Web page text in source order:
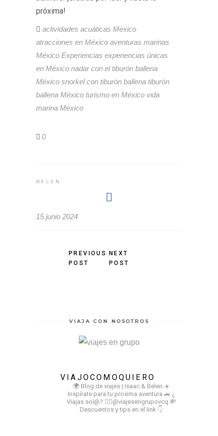
próxima!
actividades acuáticas México
atracciones en México aventuras marinas
México Experiencias experiencias únicas
en México nadar con el tiburón ballena
México snorkel con tiburón ballena tiburón
ballena México turismo en México vida
marina México
0
BELEN
15 junio 2024
PREVIOUS
POST
NEXT
POST
VIAJA CON NOSOTROS
VIAJOCOMOQUIERO
🌍 Blog de viajes | Isaac & Belen ✈️
Inspírate para tu proxima aventura 🚗 ¿
Viajas sol@? 👉🏻@viajesengrupovcq 💸
Descuentos y tips en el link 👇